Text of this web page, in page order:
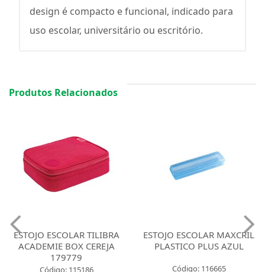
design é compacto e funcional, indicado para
uso escolar, universitário ou escritório.
Produtos Relacionados
ESTOJO ESCOLAR TILIBRA
ACADEMIE BOX CEREJA
179779
Código: 115186
ESTOJO ESCOLAR MAXCRIL
PLASTICO PLUS AZUL
Código: 116665